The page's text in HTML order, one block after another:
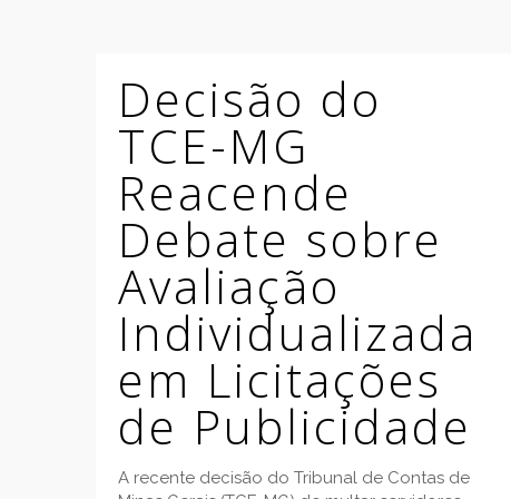
Decisão do
TCE-MG
Reacende
Debate sobre
Avaliação
Individualizada
em Licitações
de Publicidade
A recente decisão do Tribunal de Contas de